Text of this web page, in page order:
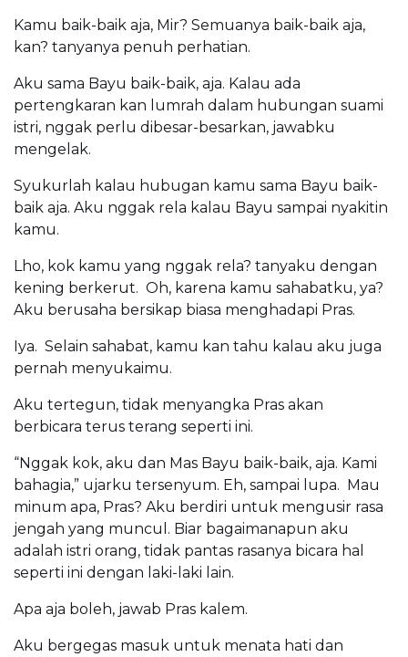
Kamu baik-baik aja, Mir? Semuanya baik-baik aja,
kan? tanyanya penuh perhatian.
Aku sama Bayu baik-baik, aja. Kalau ada
pertengkaran kan lumrah dalam hubungan suami
istri, nggak perlu dibesar-besarkan, jawabku
mengelak.
Syukurlah kalau hubugan kamu sama Bayu baik-
baik aja. Aku nggak rela kalau Bayu sampai nyakitin
kamu.
Lho, kok kamu yang nggak rela? tanyaku dengan
kening berkerut. Oh, karena kamu sahabatku, ya?
Aku berusaha bersikap biasa menghadapi Pras.
Iya. Selain sahabat, kamu kan tahu kalau aku juga
pernah menyukaimu.
Aku tertegun, tidak menyangka Pras akan
berbicara terus terang seperti ini.
“Nggak kok, aku dan Mas Bayu baik-baik, aja. Kami
bahagia,” ujarku tersenyum. Eh, sampai lupa. Mau
minum apa, Pras? Aku berdiri untuk mengusir rasa
jengah yang muncul. Biar bagaimanapun aku
adalah istri orang, tidak pantas rasanya bicara hal
seperti ini dengan laki-laki lain.
Apa aja boleh, jawab Pras kalem.
Aku bergegas masuk untuk menata hati dan